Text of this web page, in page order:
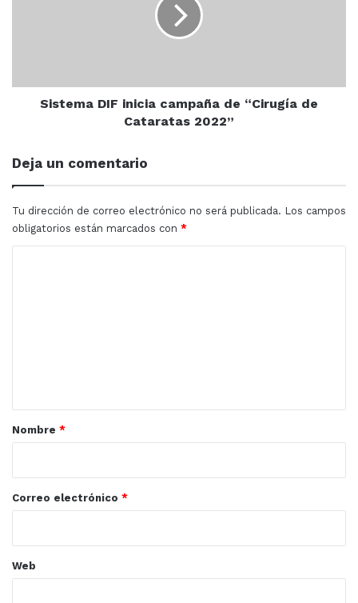
2022”
Sistema DIF inicia campaña de “Cirugía de
Cataratas 2022”
Deja un comentario
Tu dirección de correo electrónico no será publicada. Los campos
obligatorios están marcados con *
r
*
Nombre *
Correo electrónico *
Web